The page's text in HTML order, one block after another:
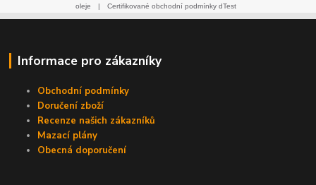
oleje
| Certifikované obchodní podmínky dTest
Informace pro zákazníky
Obchodní podmínky
Doručení zboží
Recenze našich zákazníků
Mazací plány
Obecná doporučení